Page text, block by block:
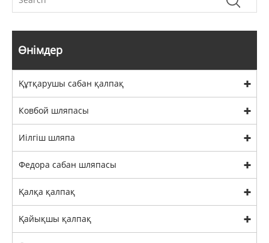
Өнімдер
Құтқарушы сабан қалпақ
Ковбой шляпасы
Иілгіш шляпа
Федора сабан шляпасы
Қалқа қалпақ
Қайықшы қалпақ